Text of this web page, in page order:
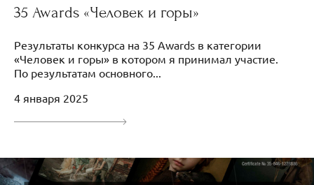
35 Awards «Человек и горы»
Результаты конкурса на 35 Awards в категории
«Человек и горы» в котором я принимал участие.
По результатам основного...
4 января 2025